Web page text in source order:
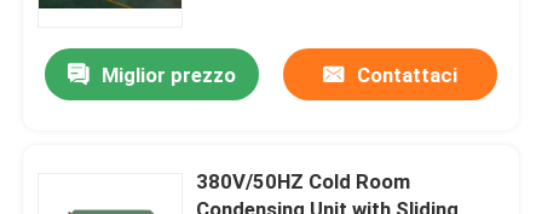
Controllo della qualità
Miglior prezzo Contattaci
380V/50HZ Cold Room